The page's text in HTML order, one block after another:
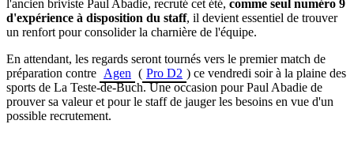
l'ancien briviste Paul Abadie, recruté cet été, comme seul numéro 9
d'expérience à disposition du staff, il devient essentiel de trouver
un renfort pour consolider la charnière de l'équipe.
En attendant, les regards seront tournés vers le premier match de
préparation contre Agen ( Pro D2 ) ce vendredi soir à la plaine des
sports de La Teste-de-Buch. Une occasion pour Paul Abadie de
prouver sa valeur et pour le staff de jauger les besoins en vue d'un
possible recrutement.